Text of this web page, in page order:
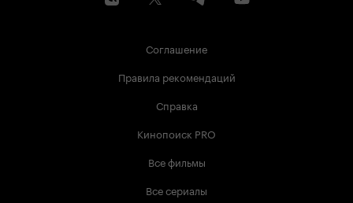
Соглашение
Правила рекомендаций
Справка
Кинопоиск PRO
Все фильмы
Все сериалы